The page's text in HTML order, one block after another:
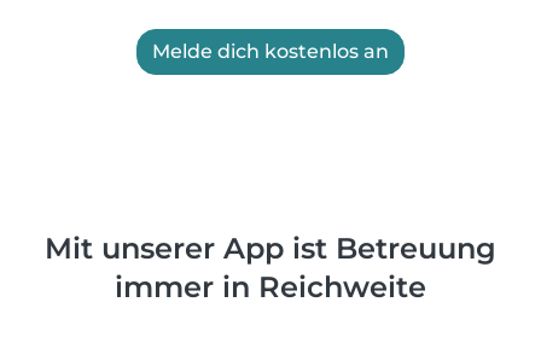
Melde dich kostenlos an
Mit unserer App ist Betreuung
immer in Reichweite